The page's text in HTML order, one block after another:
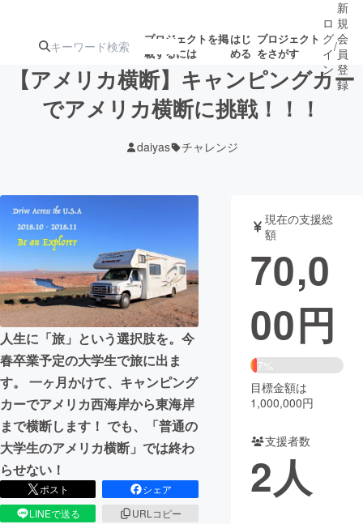
プロジェクトを掲
載するには
はじ
める
プロジェクト
をさがす
ジェクト
ロジェクト
アート・写真 音楽
テクノロジー・ガジェット ゲーム・
映像・映画 書籍・雑誌
ビジネス・起業 チャレンジ
まちづくり・地域活性化
CAMPFIRE for Social Good
CAMPFIRE Creation
コミュニティ
ロ
グ
イ
ン
/
新
規
会
員
登
録
【アメリカ横断】キャンピングカー
でアメリカ横断に挑戦！！！
daiyas チャレンジ
人生に「旅」という選択肢を。今
春卒業予定の大学生で旅に出ま
す。 一ヶ月かけて、キャンピング
カーでアメリカ西海岸から東海岸
まで横断します！ でも、「普通の
大学生のアメリカ横断」では終わ
らせない！
ポスト
シェア
LINEで送る
URLコピー
現在の支援総
額
70,0
00円
7%
目標金額は
1,000,000円
支援者数
2人